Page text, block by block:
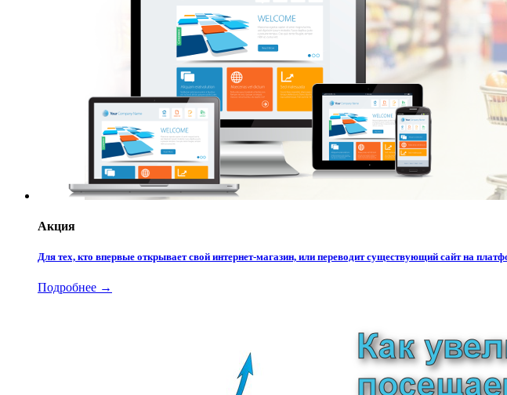
Акция
Для тех, кто впервые открывает свой интернет-магазин, или переводит существующий сайт на
Подробнее →